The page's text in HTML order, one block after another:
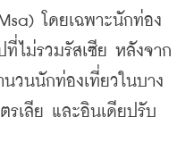
โดยเฉพาะนักท่อง
ที่ไม่รวมรัสเซีย หลังจาก
วนนักท่องเที่ยวในบาง
เลีย และอินเดียปรับ